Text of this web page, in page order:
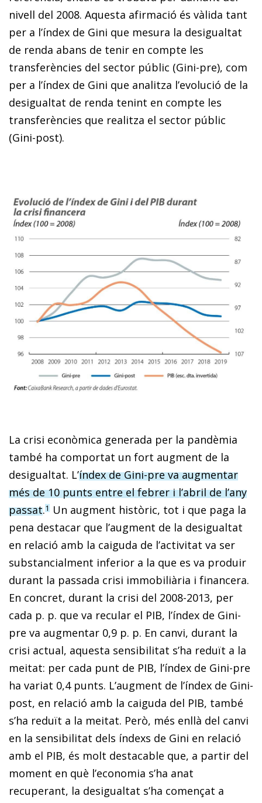
nivell del 2008. Aquesta afirmació és vàlida tant
per a l’índex de Gini que mesura la desigualtat
de renda abans de tenir en compte les
transferències del sector públic (Gini-pre), com
per a l’índex de Gini que analitza l’evolució de la
desigualtat de renda tenint en compte les
transferències que realitza el sector públic
(Gini-post).
La crisi econòmica generada per la pandèmia
també ha comportat un fort augment de la
desigualtat. L’índex de Gini-pre va augmentar
més de 10 punts entre el febrer i l’abril de l’any
passat.1 Un augment històric, tot i que paga la
pena destacar que l’augment de la desigualtat
en relació amb la caiguda de l’activitat va ser
substancialment inferior a la que es va produir
durant la passada crisi immobiliària i financera.
En concret, durant la crisi del 2008-2013, per
cada p. p. que va recular el PIB, l’índex de Gini-
pre va augmentar 0,9 p. p. En canvi, durant la
crisi actual, aquesta sensibilitat s’ha reduït a la
meitat: per cada punt de PIB, l’índex de Gini-pre
ha variat 0,4 punts. L’augment de l’índex de Gini-
post, en relació amb la caiguda del PIB, també
s’ha reduït a la meitat. Però, més enllà del canvi
en la sensibilitat dels índexs de Gini en relació
amb el PIB, és molt destacable que, a partir del
moment en què l’economia s’ha anat
recuperant, la desigualtat s’ha començat a